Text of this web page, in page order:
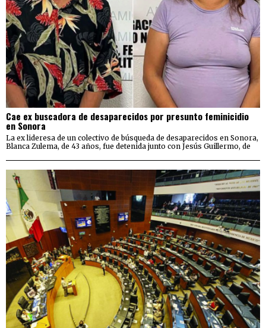
Cae ex buscadora de desaparecidos por presunto feminicidio
en Sonora
La ex lideresa de un colectivo de búsqueda de desaparecidos en Sonora,
Blanca Zulema, de 43 años, fue detenida junto con Jesús Guillermo, de